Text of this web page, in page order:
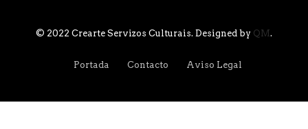
© 2022 Crearte Servizos Culturais. Designed by QM.
Portada Contacto Aviso Legal